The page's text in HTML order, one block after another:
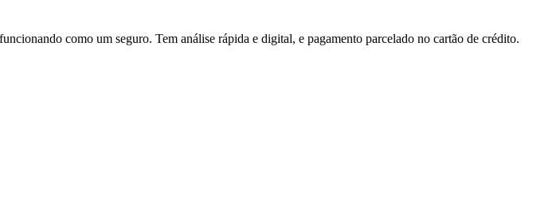
como um seguro. Tem análise rápida e digital, e pagamento parcelado no cartão de crédito.